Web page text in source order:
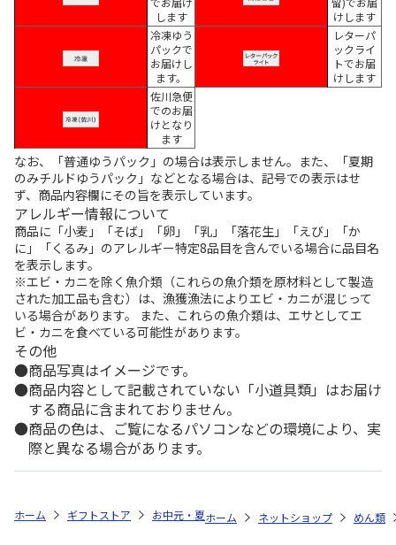
します
けします
冷凍ゆう
パックで
お届けし
ます。
レターパ
ックライ
トでお届
けします
佐川急便
でのお届
けとなり
ます
なお、「普通ゆうパック」の場合は表示しません。また、「夏期
のみチルドゆうパック」などとなる場合は、記号での表示はせ
ず、商品内容欄にその旨を表示しています。
アレルギー情報について
商品に「小麦」「そば」「卵」「乳」「落花生」「えび」「か
に」「くるみ」のアレルギー特定8品目を含んでいる場合に品目名
を表示します。
※エビ・カニを除く魚介類（これらの魚介類を原材料として製造
された加工品も含む）は、漁獲漁法によりエビ・カニが混じって
いる場合があります。 また、これらの魚介類は、エサとしてエ
ビ・カニを食べている可能性があります。
その他
商品写真はイメージです。
商品内容として記載されていない「小道具類」はお届け
する商品に含まれておりません。
商品の色は、ご覧になるパソコンなどの環境により、実
際と異なる場合があります。
ホーム ギフトストア お中元・夏ギフト特集 2026 ゆうゆうギフト
ホーム ネットショップ めん類